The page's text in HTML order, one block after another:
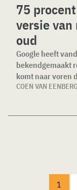
75
versie
oud
Google heeft
bekendgemaakt
komt naar voren
COEN VAN
1